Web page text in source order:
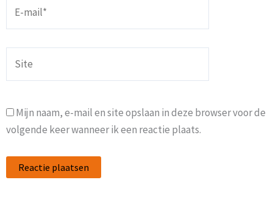
mail*
Mijn naam, e-mail en site opslaan in deze browser voor de
volgende keer wanneer ik een reactie plaats.